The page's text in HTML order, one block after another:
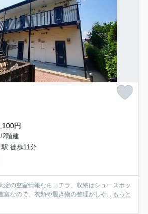
円
2階建
徒歩11分
淀の空室情報ならコチラ。収納はシューズボッ
富なので、衣類や履き物の整理がしや...
もっと